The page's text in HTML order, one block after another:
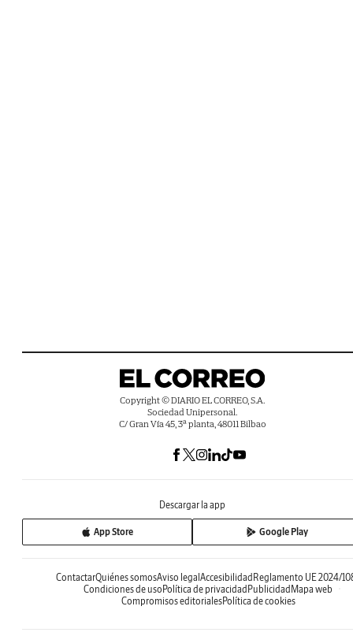
Copyright © DIARIO EL CORREO, S.A.
Sociedad Unipersonal.
C/ Gran Vía 45, 3ª planta, 48011 Bilbao
Descargar la app
App Store Google Play
ContactarQuiénes somosAviso legalAccesibilidadReglamento UE 2024/
Condiciones de usoPolítica de privacidadPublicidadMapa web
Compromisos editorialesPolítica de cookies